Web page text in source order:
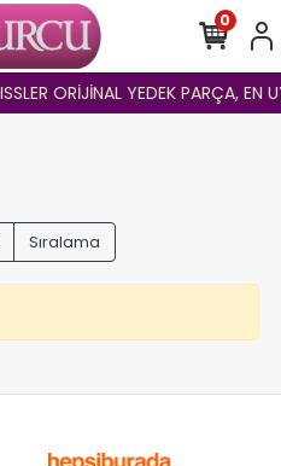
ORİJİNAL YEDEK PARÇA,
0
Sıralama